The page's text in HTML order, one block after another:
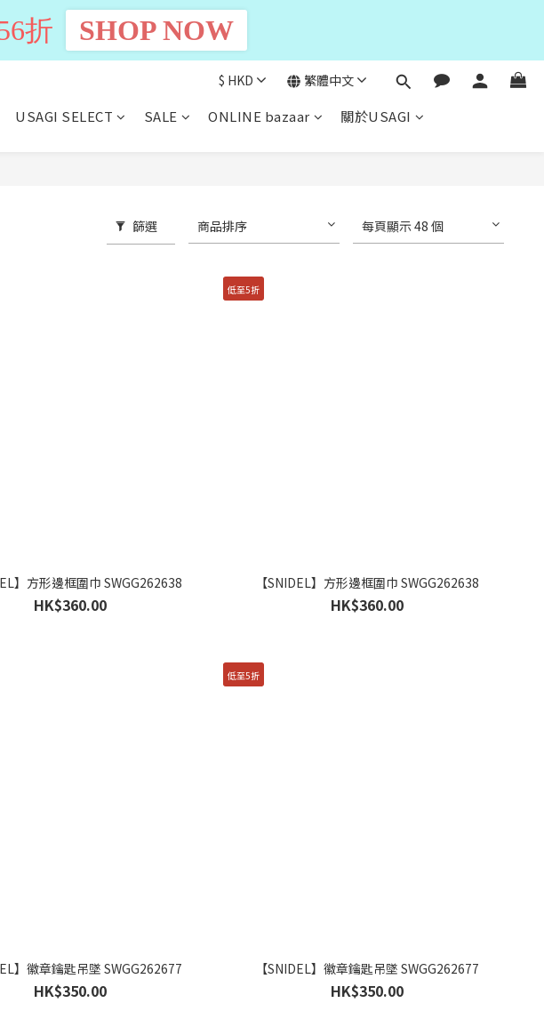
USAGI SELECT SALE ONLINE bazaar 關於USAGI
$ HKD 繁體中文
篩選 商品排序 每頁顯示 48 個
】方形邊框圍巾 SWGG262638
HK$360.00
低至5折
【SNIDEL】方形邊框圍巾 SWGG262638
HK$360.00
】徽章鑰匙吊墜 SWGG262677
HK$350.00
低至5折
【SNIDEL】徽章鑰匙吊墜 SWGG262677
HK$350.00
折 SHOP NOW